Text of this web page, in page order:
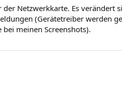
Netzwerkkarte. Es verändert
(Gerätetreiber werden
meinen Screenshots).